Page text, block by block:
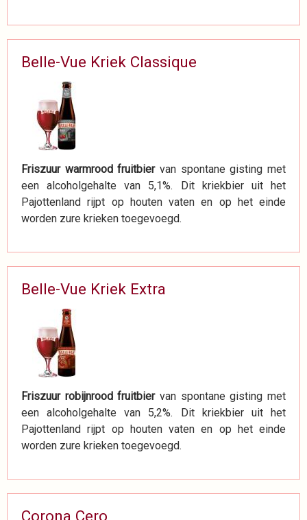
Belle-Vue Kriek Classique
Friszuur warmrood fruitbiervan spontane gisting met
een alcoholgehalte van 5,1%. Dit kriekbier uit het
Pajottenland rijpt op houten vaten en op het einde
worden zure krieken toegevoegd.
Belle-Vue Kriek Extra
Friszuur robijnrood fruitbiervan spontane gisting met
een alcoholgehalte van 5,2%. Dit kriekbier uit het
Pajottenland rijpt op houten vaten en op het einde
worden zure krieken toegevoegd.
Corona Cero